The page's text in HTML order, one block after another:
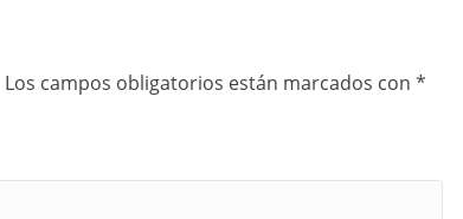
Los campos obligatorios están marcados con *